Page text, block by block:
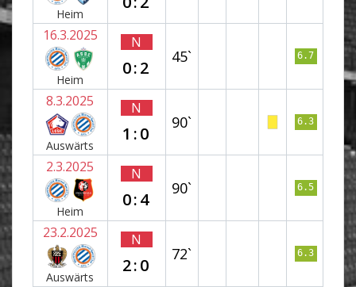
Heim
16.3.2025
Heim
N
0:2
45` 6.7
8.3.2025
Auswärts
N
1:0
90` 6.3
2.3.2025
Heim
N
0:4
90` 6.5
23.2.2025
Auswärts
N
2:0
72` 6.3